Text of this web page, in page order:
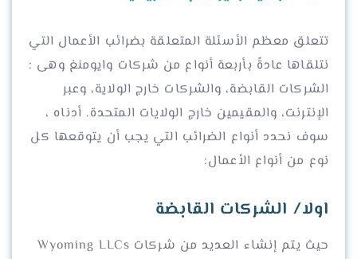
تتعلق معظم الأسئلة المتعلقة بضرائب الأعمال التي
نتلقاها عادةً بأربعة أنواع من شركات وايومنغ وهى :
الشركات القابضة، والشركات خارج الولاية، وعبر
الإنترنت، والمقيمين خارج الولايات المتحدة. أدناه ،
سوف نحدد أنواع الضرائب التي يجب أن يتوقعها كل
نوع من أنواع الأعمال:
اولا/ الشركات القابضة
حيث يتم إنشاء العديد من شركات Wyoming LLCs